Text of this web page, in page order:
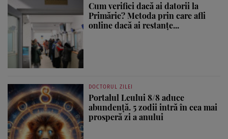
Cum verifici dacă ai datorii la
Primărie? Metoda prin care afli
online dacă ai restanțe...
DOCTORUL ZILEI
Portalul Leului 8/8 aduce
abundență. 5 zodii intră în cea mai
prosperă zi a anului